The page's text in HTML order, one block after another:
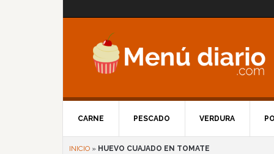
CARNE PESCADO VERDURA
INICIO » HUEVO CUAJADO EN TOMATE